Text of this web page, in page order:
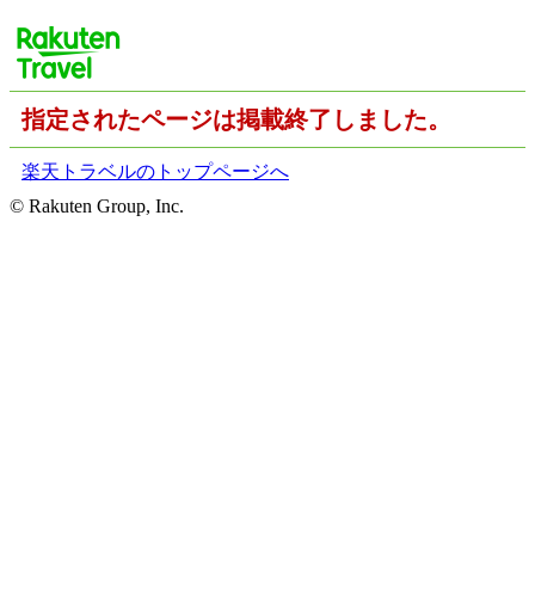
指定されたページは掲載終了しました。
楽天トラベルのトップページへ
© Rakuten Group, Inc.